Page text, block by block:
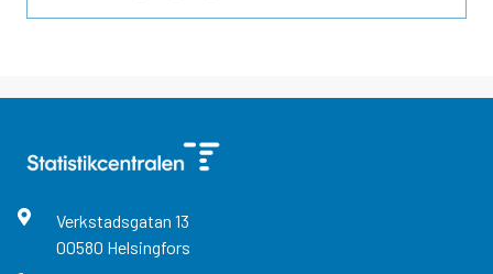
Verkstadsgatan 13
00580 Helsingfors